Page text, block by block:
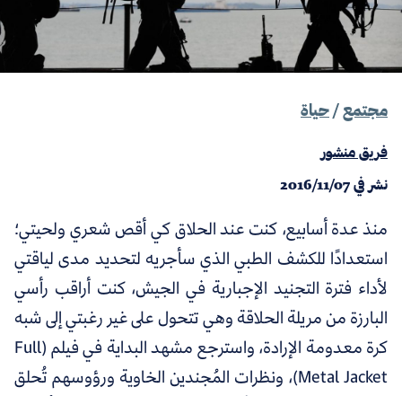
مجتمع/ حياة
فريق منشور
نشر في2016/11/07
منذ عدة أسابيع، كنت عند الحلاق كي أقص شعري ولحيتي؛
استعدادًا للكشف الطبي الذي سأجريه لتحديد مدى لياقتي
لأداء فترة التجنيد الإجبارية في الجيش، كنت أراقب رأسي
البارزة من مريلة الحلاقة وهي تتحول على غير رغبتي إلى شبه
كرة معدومة الإرادة، واسترجع مشهد البداية في فيلم (Full
Metal Jacket)، ونظرات المُجندين الخاوية ورؤوسهم تُحلق